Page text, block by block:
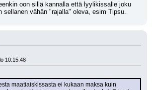
oon sillä kannalla että lyylikissalle joku
sellanen vähän "rajalla" oleva, esim Tipsu.
10:15:48
maatiaiskissasta ei kukaan maksa kuin